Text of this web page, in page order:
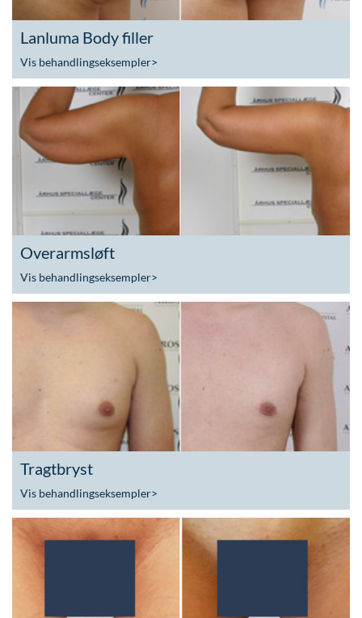
Lanluma Body filler
Vis behandlingseksempler>
Overarmsløft
Vis behandlingseksempler>
Tragtbryst
Vis behandlingseksempler>